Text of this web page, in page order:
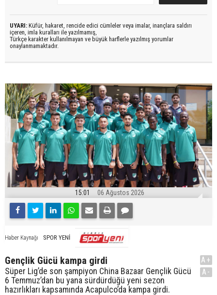
UYARI: Küfür, hakaret, rencide edici cümleler veya imalar, inançlara saldırı
içeren, imla kuralları ile yazılmamış,
Türkçe karakter kullanılmayan ve büyük harflerle yazılmış yorumlar
onaylanmamaktadır.
15:01 06 Ağustos 2026
Haber Kaynağı SPOR YENİ
Gençlik Gücü kampa girdi
Süper Lig’de son şampiyon China Bazaar Gençlik Gücü
6 Temmuz’dan bu yana sürdürdüğü yeni sezon
hazırlıkları kapsamında Acapulco’da kampa girdi.
A+
A-